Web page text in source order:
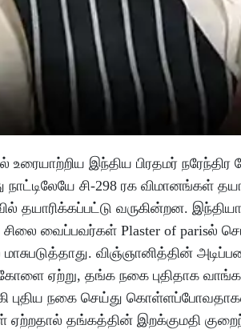
உரையாற்றிய இந்திய பிரதமர்
நாட்டிலேயே சி-298 ரக விமானங்கள்
தயாரிக்கப்பட்டு வருகின்றன.
சிலை வைப்பவர்கள் Plaster of
மாசுபடுத்தாது. விஞ்ஞானித்தின்
ஏற்று, தங்க நகை புதிதாக
புதிய நகை செய்து
தங்கத்தின் இறக்குமதி